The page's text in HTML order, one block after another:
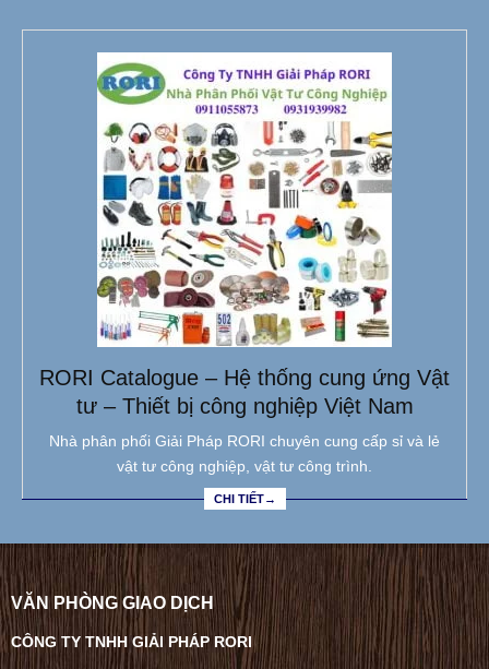
RORI Catalogue – Hệ thống cung ứng Vật
tư – Thiết bị công nghiệp Việt Nam
Nhà phân phối Giải Pháp RORI chuyên cung cấp sỉ và lẻ
vật tư công nghiệp, vật tư công trình.
CHI TIẾT→
VĂN PHÒNG GIAO DỊCH
CÔNG TY TNHH GIẢI PHÁP RORI